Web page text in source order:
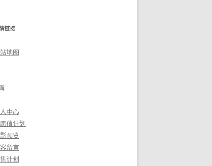
链接
地图
中心
值计划
预览
留言
计划